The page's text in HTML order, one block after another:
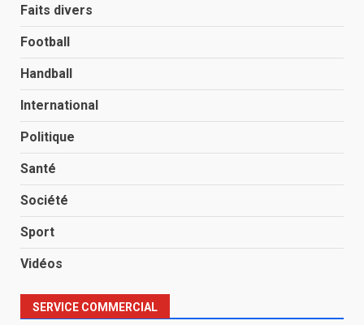
Faits divers
Football
Handball
International
Politique
Santé
Société
Sport
Vidéos
SERVICE COMMERCIAL